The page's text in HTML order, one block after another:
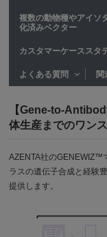
複数の動物種やアイソ
化済みベクター
カスタマーケーススタ
よくある質問 関
【Gene-to-
体生産までのワン
AZENTA社のGENEWIZ™
ラスの遺伝子合成と経験
提供します。